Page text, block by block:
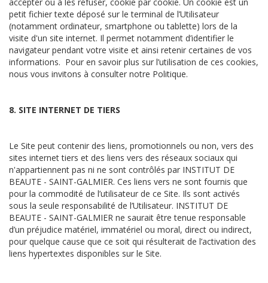
petit fichier texte déposé sur le terminal de l’Utilisateur
(notamment ordinateur, smartphone ou tablette) lors de la
visite d'un site internet. Il permet notamment d’identifier le
navigateur pendant votre visite et ainsi retenir certaines de vos
informations. Pour en savoir plus sur l’utilisation de ces cookies,
nous vous invitons à consulter notre Politique.
8. SITE INTERNET DE TIERS
Le Site peut contenir des liens, promotionnels ou non, vers des
sites internet tiers et des liens vers des réseaux sociaux qui
n'appartiennent pas ni ne sont contrôlés par INSTITUT DE
BEAUTE - SAINT-GALMIER. Ces liens vers ne sont fournis que
pour la commodité de l’utilisateur de ce Site. Ils sont activés
sous la seule responsabilité de l’Utilisateur. INSTITUT DE
BEAUTE - SAINT-GALMIER ne saurait être tenue responsable
d’un préjudice matériel, immatériel ou moral, direct ou indirect,
pour quelque cause que ce soit qui résulterait de l’activation des
liens hypertextes disponibles sur le Site.